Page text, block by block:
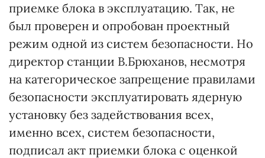
приемке блока в эксплуатацию. Так, не
был проверен и опробован проектный
режим одной из систем безопасности. Но
директор станции В.Брюханов, несмотря
на категорическое запрещение правилами
безопасности эксплуатировать ядерную
установку без задействования всех,
именно всех, систем безопасности,
подписал акт приемки блока с оценкой